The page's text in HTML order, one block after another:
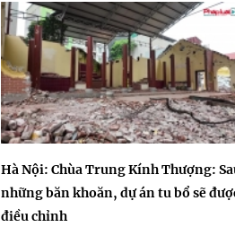
Hà Nội: Chùa Trung Kính Thượng:
những băn khoăn, dự án tu bổ sẽ
điều chỉnh